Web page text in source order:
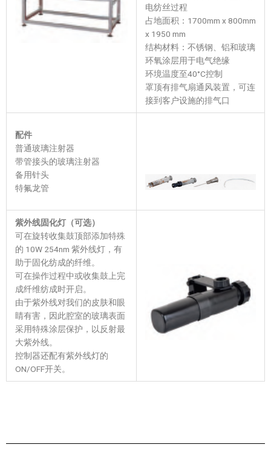
电纺丝过程
占地面积：1700mm x 800mm
x 1950 mm
结构材料：不锈钢、铝和玻璃
环氧涂层用于电气绝缘
环境温度至40°C控制
罩顶有排气扇通风装置，可连
接到客户设施的排气口
配件
普通玻璃注射器
带管接头的玻璃注射器
备用针头
特氟龙管
紫外线固化灯（可选）
可在旋转收集鼓顶部添加特殊
的 10W 254nm 紫外线灯，有
助于固化纺成的纤维。
可在操作过程中或收集鼓上完
成纤维纺成时开启。
由于紫外线对我们的皮肤和眼
睛有害，因此腔室的玻璃表面
采用特殊涂层保护，以反射最
大紫外线。
控制器还配有紫外线灯的
ON/OFF开关。